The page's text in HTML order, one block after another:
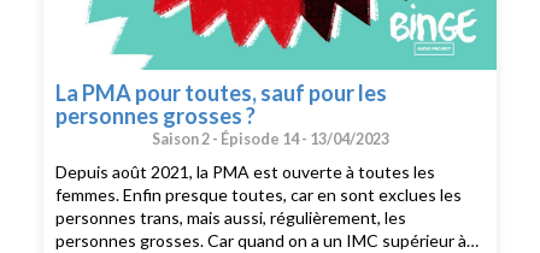
La PMA pour toutes, sauf pour les
personnes grosses ?
Saison 2 - Épisode 14 - 13/04/2023
Depuis août 2021, la PMA est ouverte à toutes les
femmes. Enfin presque toutes, car en sont exclues les
personnes trans, mais aussi, régulièrement, les
personnes grosses. Car quand on a un IMC supérieur à